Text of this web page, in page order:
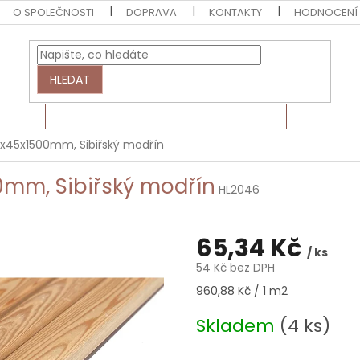
O SPOLEČNOSTI DOPRAVA KONTAKTY HODNOCENÍ
HLEDAT
Sibiřský modřín
Sibiřský modřín HL2046
65,34 Kč / ks
54 Kč bez DPH
Měrná
960,88 Kč / 1 m2
Skladem (4 ks)